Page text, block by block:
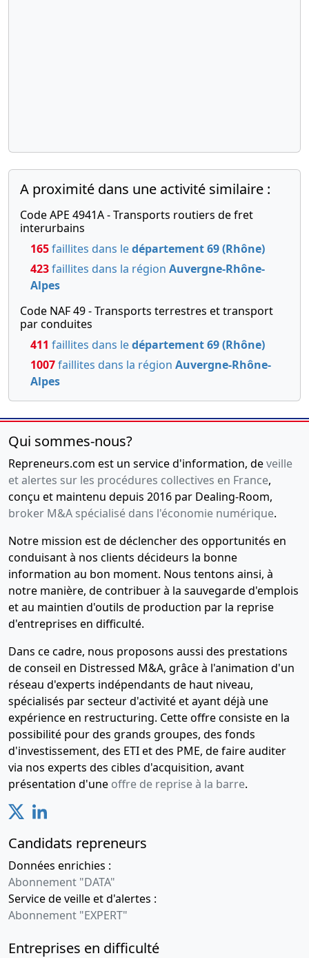
A proximité dans une activité similaire :
Code APE 4941A - Transports routiers de fret
interurbains
165faillites dans ledépartement 69 (Rhône)
423faillites dans la région Auvergne-Rhône-
Alpes
Code NAF 49 - Transports terrestres et transport
par conduites
411 faillites dans ledépartement 69 (Rhône)
1007faillites dans la région Auvergne-Rhône-
Alpes
Qui sommes-nous?
Repreneurs.com est un service d'information, deveille
et alertes sur les procédures collectives en France,
conçu et maintenu depuis 2016 par Dealing-Room,
broker M&A spécialisé dans l'économie numérique.
Notre mission est de déclencher des opportunités en
conduisant à nos clients décideurs la bonne
information au bon moment. Nous tentons ainsi, à
notre manière, de contribuer à la sauvegarde d'emplois
et au maintien d'outils de production par la reprise
d'entreprises en difficulté.
Dans ce cadre, nous proposons aussi des prestations
de conseil en Distressed M&A, grâce à l'animation d'un
réseau d'experts indépendants de haut niveau,
spécialisés par secteur d'activité et ayant déjà une
expérience en restructuring. Cette offre consiste en la
possibilité pour des grands groupes, des fonds
d'investissement, des ETI et des PME, de faire auditer
via nos experts des cibles d'acquisition, avant
présentation d'une offre de reprise à la barre.
Candidats repreneurs
Données enrichies :
Abonnement "DATA"
Service de veille et d'alertes :
Abonnement "EXPERT"
Entreprises en difficulté